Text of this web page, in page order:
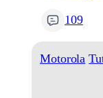
109
Motorola